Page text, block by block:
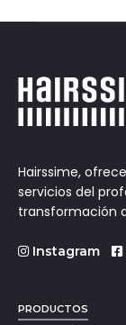
Hairssime,
servicios del
transformación
Instagram
PRODUCTOS